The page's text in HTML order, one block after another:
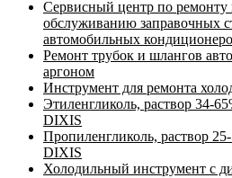
Сервисный центр по ремонту
обслуживанию заправочных
автомобильных
Ремонт трубок и шлангов
аргоном
Инструмент для ремонта
Этиленгликоль, раствор 34-
DIXIS
Пропиленгликоль, раствор
DIXIS
Холодильный инструмент с